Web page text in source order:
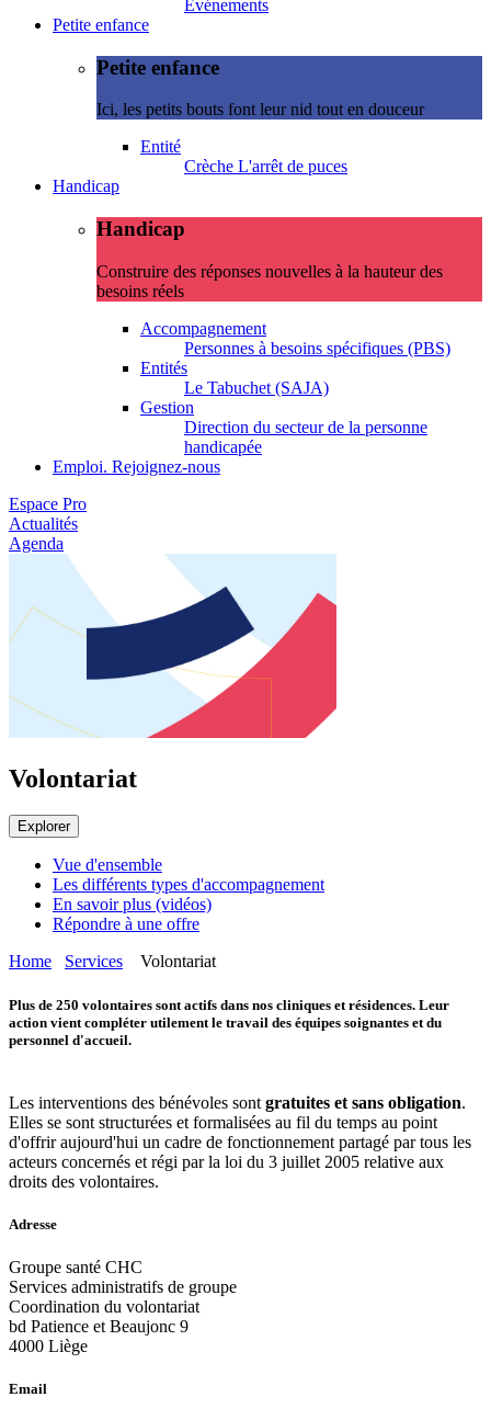
Evénements
Petite enfance
Petite enfance
Ici, les petits bouts font leur nid tout en douceur
Entité
Crèche L'arrêt de puces
Handicap
Handicap
Construire des réponses nouvelles à la hauteur des
besoins réels
Accompagnement
Personnes à besoins spécifiques (PBS)
Entités
Le Tabuchet (SAJA)
Gestion
Direction du secteur de la personne
handicapée
Emploi. Rejoignez-nous
Espace Pro
Actualités
Agenda
Volontariat
Explorer
Vue d'ensemble
Les différents types d'accompagnement
En savoir plus (vidéos)
Répondre à une offre
Home
Services Volontariat
Plus de 250 volontaires sont actifs dans nos cliniques et résidences. Leur
action vient compléter utilement le travail des équipes soignantes et du
personnel d'accueil.
Les interventions des bénévoles sont gratuites et sans obligation.
Elles se sont structurées et formalisées au fil du temps au point
d'offrir aujourd'hui un cadre de fonctionnement partagé par tous les
acteurs concernés et régi par la loi du 3 juillet 2005 relative aux
droits des volontaires.
Adresse
Groupe santé CHC
Services administratifs de groupe
Coordination du volontariat
bd Patience et Beaujonc 9
4000 Liège
Email